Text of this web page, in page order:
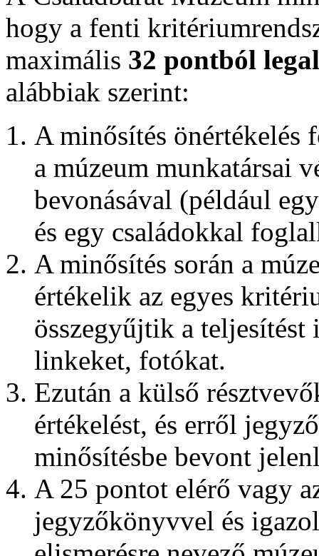
hogy a fenti
maximális 32 pontból
alábbiak szerint:
A minősítés önértékelés
a múzeum munkatársai
bevonásával (például
és egy családokkal
A minősítés során a
értékelik az egyes
összegyűjtik a
linkeket, fotókat.
Ezután a külső
értékelést, és erről
minősítésbe bevont
A 25 pontot elérő vagy
jegyzőkönyvvel és